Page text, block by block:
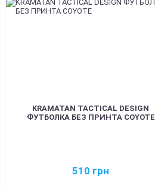
KRAMATAN TACTICAL DESIGN
ФУТБОЛКА БЕЗ ПРИНТА COYOTE
510 грн